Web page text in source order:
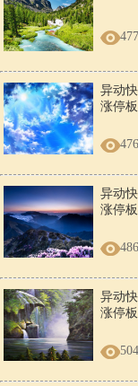
477
异动
涨停板
476
异动
涨停板
486
异动
涨停板
504